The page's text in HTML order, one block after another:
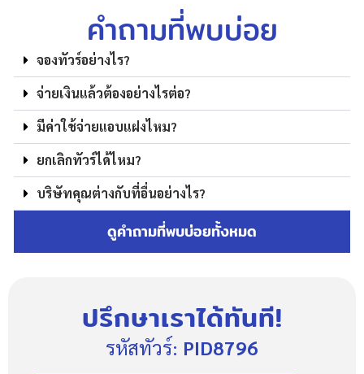
คำถามที่พบบ่อย
จองทัวร์อย่างไร?
จ่ายเงินแล้วต้องอย่างไรต่อ?
มีค่าใช้จ่ายแอบแฝงไหม?
ยกเลิกทัวร์ได้ไหม?
บริษัทคุณต่างกับที่อื่นอย่างไร?
ดูคำถามที่พบบ่อยทั้งหมด
ปรึกษาเราได้ทันที!
รหัสทัวร์: PID8796